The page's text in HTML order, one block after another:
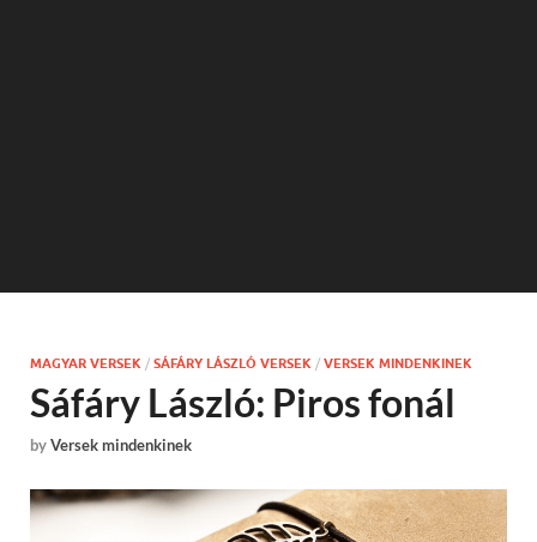
MAGYAR VERSEK / SÁFÁRY LÁSZLÓ VERSEK / VERSEK MINDENKINEK
Sáfáry László: Piros fonál
byVersek mindenkinek